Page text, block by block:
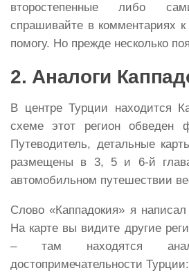
второстепенные либо
спрашивайте в комментариях
помогу. Но прежде несколько
2. Аналоги
В центре Турции находится
схеме этот регион обведен
Путеводитель, детальные
размещены в 3, 5 и 6-й
автомобильном путешествии
Слово «Каппадокия» я
На карте вы видите другие
– там находятся
достопримечательности Турции: